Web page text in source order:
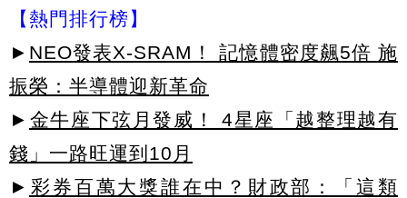
【熱門排行榜】
► NEO發表X-SRAM！ 記憶體密度飆5倍 施
振榮：半導體迎新革命
► 金牛座下弦月發威！ 4星座「越整理越有
錢」一路旺運到10月
► 彩券百萬大獎誰在中？財政部：「這類